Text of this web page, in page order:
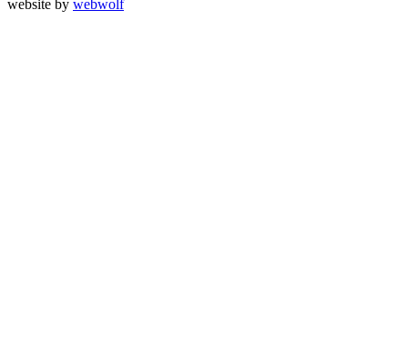
website by webwolf